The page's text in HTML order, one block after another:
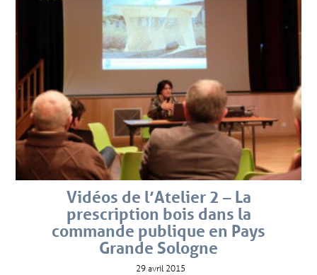
Vidéos de l’Atelier 2 – La
prescription bois dans la
commande publique en Pays
Grande Sologne
29 avril 2015